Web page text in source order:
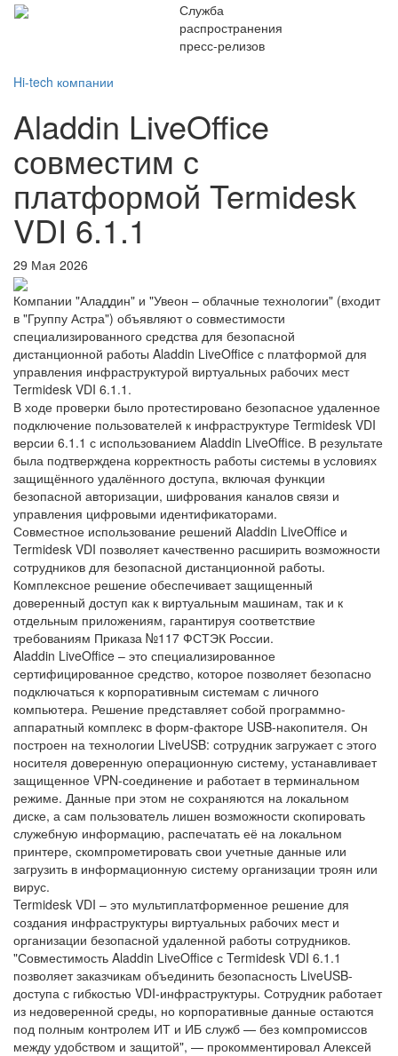
Служба
распространения
пресс-релизов
Hi-tech компании
Aladdin LiveOffice
совместим с
платформой Termidesk
VDI 6.1.1
29 Мая 2026
Компании "Аладдин" и "Увеон – облачные технологии" (входит
в "Группу Астра") объявляют о совместимости
специализированного средства для безопасной
дистанционной работы Aladdin LiveOffice с платформой для
управления инфраструктурой виртуальных рабочих мест
Termidesk VDI 6.1.1.
В ходе проверки было протестировано безопасное удаленное
подключение пользователей к инфраструктуре Termidesk VDI
версии 6.1.1 с использованием Aladdin LiveOffice. В результате
была подтверждена корректность работы системы в условиях
защищённого удалённого доступа, включая функции
безопасной авторизации, шифрования каналов связи и
управления цифровыми идентификаторами.
Совместное использование решений Aladdin LiveOffice и
Termidesk VDI позволяет качественно расширить возможности
сотрудников для безопасной дистанционной работы.
Комплексное решение обеспечивает защищенный
доверенный доступ как к виртуальным машинам, так и к
отдельным приложениям, гарантируя соответствие
требованиям Приказа №117 ФСТЭК России.
Aladdin LiveOffice – это специализированное
сертифицированное средство, которое позволяет безопасно
подключаться к корпоративным системам с личного
компьютера. Решение представляет собой программно-
аппаратный комплекс в форм-факторе USB-накопителя. Он
построен на технологии LiveUSB: сотрудник загружает с этого
носителя доверенную операционную систему, устанавливает
защищенное VPN-соединение и работает в терминальном
режиме. Данные при этом не сохраняются на локальном
диске, а сам пользователь лишен возможности скопировать
служебную информацию, распечатать её на локальном
принтере, скомпрометировать свои учетные данные или
загрузить в информационную систему организации троян или
вирус.
Termidesk VDI – это мультиплатформенное решение для
создания инфраструктуры виртуальных рабочих мест и
организации безопасной удаленной работы сотрудников.
"Совместимость Aladdin LiveOffice с Termidesk VDI 6.1.1
позволяет заказчикам объединить безопасность LiveUSB-
доступа с гибкостью VDI-инфраструктуры. Сотрудник работает
из недоверенной среды, но корпоративные данные остаются
под полным контролем ИТ и ИБ служб — без компромиссов
между удобством и защитой", — прокомментировал Алексей